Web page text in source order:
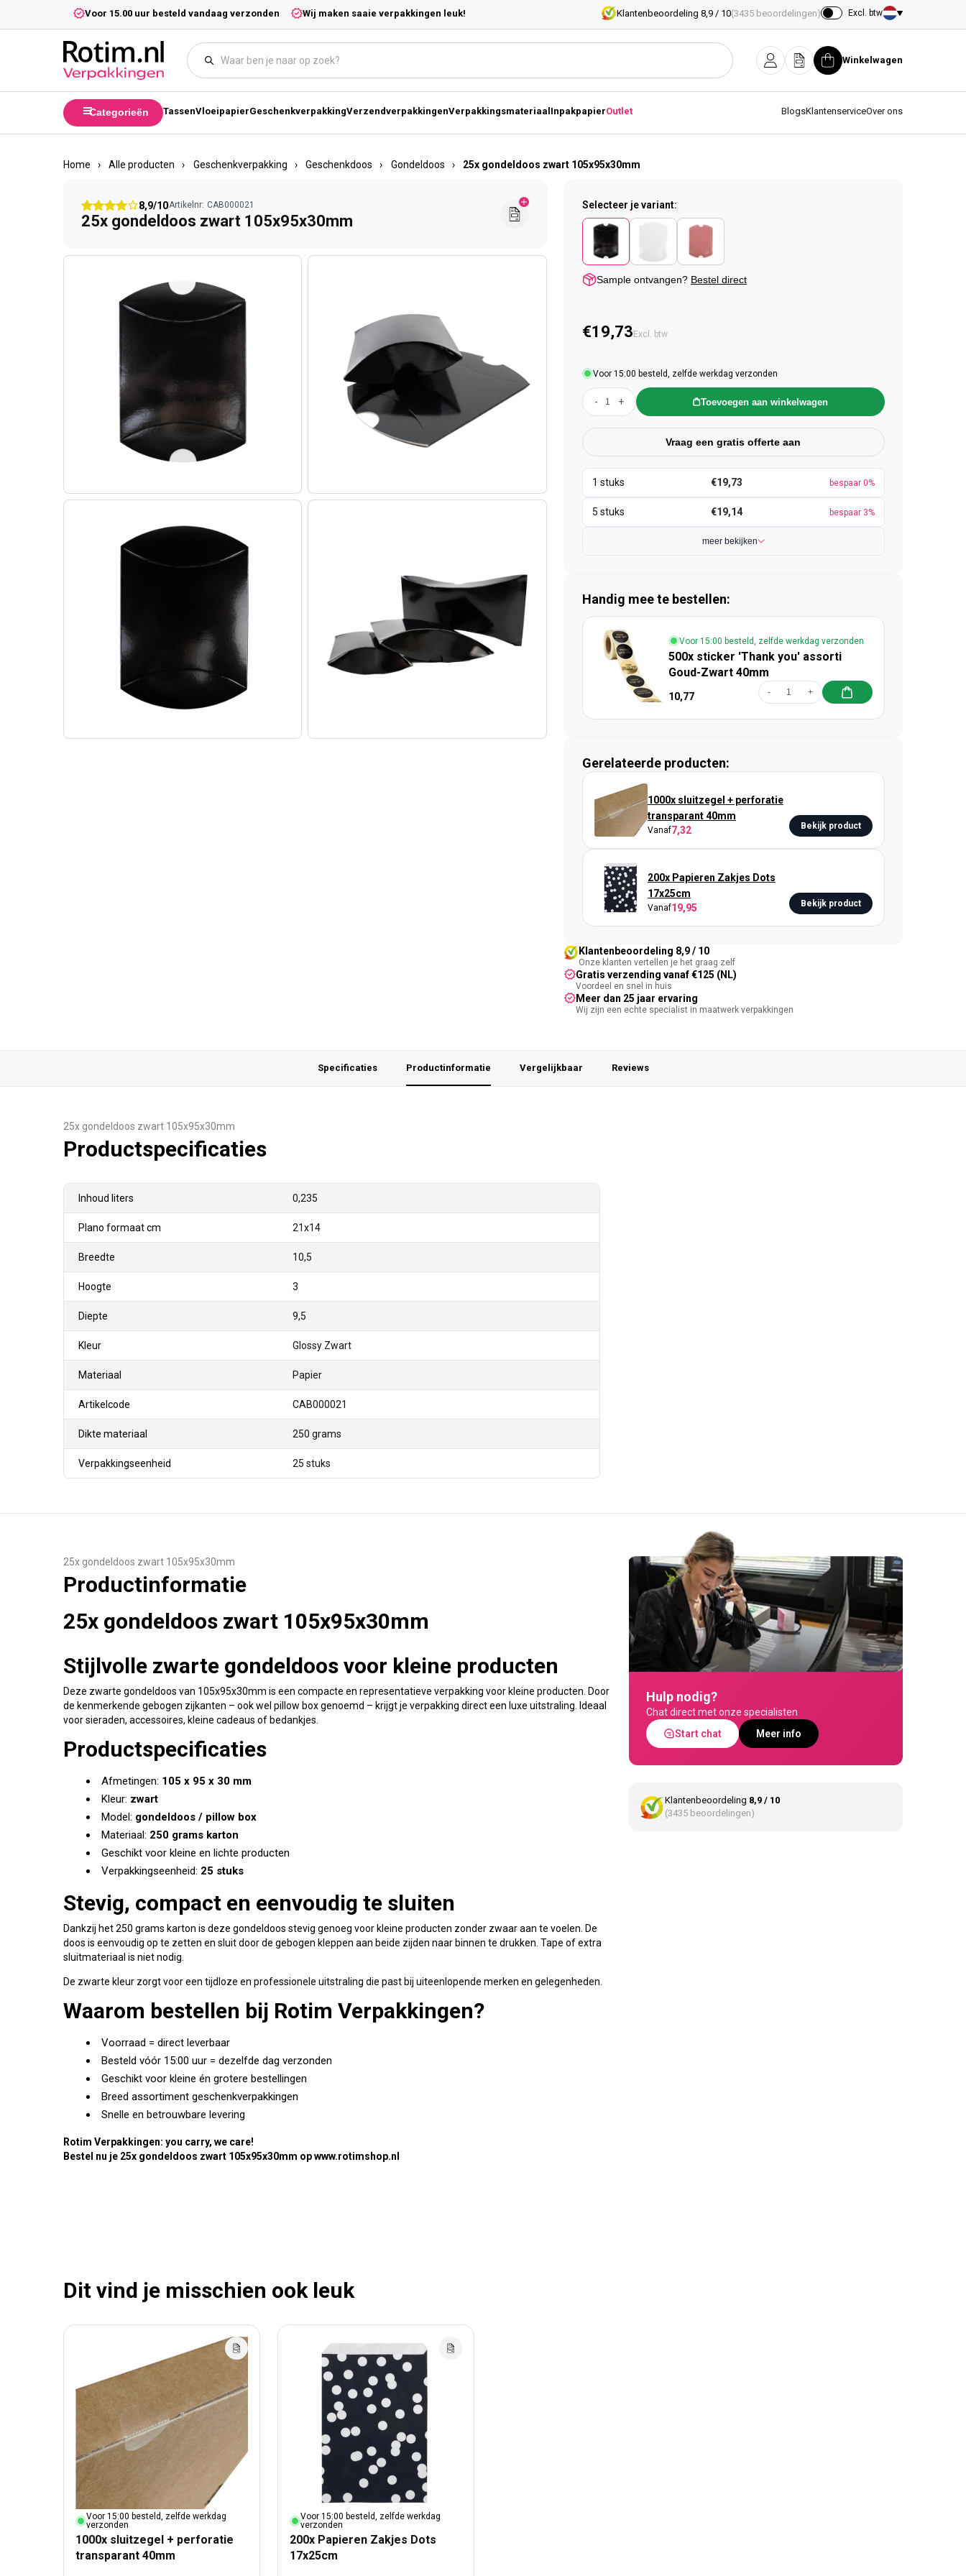
Meteen naar de contentVoor 15.00 uur besteld vandaag verzonden Wij maken saaie verpakkingen leuk! Klantenbeoordeling 8,9 / 10(3435 beoordelingen) Excl. btw
Land/regio
InloggenOfferteWinkelwagen
Winkelwagen
Categorieën TassenVloeipapierGeschenkverpakkingVerzendverpakkingenVerpakkingsmateriaal InpakpapierOutlet BlogsKlantenserviceOver ons
Home › Alle producten › Geschenkverpakking › Geschenkdoos › Gondeldoos › 25x gondeldoos zwart 105x95x30mm
8,9/10Artikelnr: CAB000021
25x gondeldoos zwart 105x95x30mm
Selecteer je variant:
Sample ontvangen? Bestel direct
Normale prijs
€19,73 Excl. btw
Voor 15:00 besteld, zelfde werkdag verzonden
- + Toevoegen aan winkelwagen
Vraag een gratis offerte aan
€19,73 bespaar 0%
€19,14 bespaar 3%
meer bekijken
Handig mee te bestellen:
Voor 15:00 besteld, zelfde werkdag verzonden
500x sticker 'Thank you' assorti
Goud-Zwart 40mm
10,77 - +
Gerelateerde producten:
1000x sluitzegel + perforatie
transparant 40mm
Vanaf7,32 Bekijk product
200x Papieren Zakjes Dots
17x25cm
Vanaf19,95 Bekijk product
Klantenbeoordeling 8,9 / 10
Onze klanten vertellen je het graag zelf
Gratis verzending vanaf €125 (NL)
Voordeel en snel in huis
Meer dan 25 jaar ervaring
Wij zijn een echte specialist in maatwerk verpakkingen
Specificaties Productinformatie Vergelijkbaar Reviews
25x gondeldoos zwart 105x95x30mm
Productspecificaties
Inhoud liters 0,235
Plano formaat cm 21x14
Breedte 10,5
Hoogte 3
Diepte 9,5
Kleur Glossy Zwart
Materiaal Papier
Artikelcode CAB000021
Dikte materiaal 250 grams
Verpakkingseenheid 25 stuks
25x gondeldoos zwart 105x95x30mm
Productinformatie
25x gondeldoos zwart 105x95x30mm
Stijlvolle zwarte gondeldoos voor kleine producten
Deze zwarte gondeldoos van 105x95x30mm is een compacte en representatieve verpakking voor kleine producten. Door
de kenmerkende gebogen zijkanten – ook wel pillow box genoemd – krijgt je verpakking direct een luxe uitstraling. Ideaal
voor sieraden, accessoires, kleine cadeaus of bedankjes.
Productspecificaties
Afmetingen: 105 x 95 x 30 mm
Kleur: zwart
Model: gondeldoos / pillow box
Materiaal: 250 grams karton
Geschikt voor kleine en lichte producten
Verpakkingseenheid: 25 stuks
Stevig, compact en eenvoudig te sluiten
Dankzij het 250 grams karton is deze gondeldoos stevig genoeg voor kleine producten zonder zwaar aan te voelen. De
doos is eenvoudig op te zetten en sluit door de gebogen kleppen aan beide zijden naar binnen te drukken. Tape of extra
sluitmateriaal is niet nodig.
De zwarte kleur zorgt voor een tijdloze en professionele uitstraling die past bij uiteenlopende merken en gelegenheden.
Waarom bestellen bij Rotim Verpakkingen?
Voorraad = direct leverbaar
Besteld vóór 15:00 uur = dezelfde dag verzonden
Geschikt voor kleine én grotere bestellingen
Breed assortiment geschenkverpakkingen
Snelle en betrouwbare levering
Rotim Verpakkingen: you carry, we care!
Bestel nu je 25x gondeldoos zwart 105x95x30mm op www.rotimshop.nl
Hulp nodig?
Chat direct met onze specialisten
Start chat
Meer info
Klantenbeoordeling 8,9 / 10
(3435 beoordelingen)
Dit vind je misschien ook leuk
Voor 15:00 besteld, zelfde werkdag
verzonden
1000x sluitzegel + perforatie
transparant 40mm
Voor 15:00 besteld, zelfde werkdag
verzonden
200x Papieren Zakjes Dots
17x25cm